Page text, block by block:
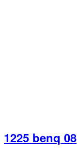
1225 benq 08